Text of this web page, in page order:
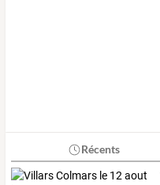
Récents